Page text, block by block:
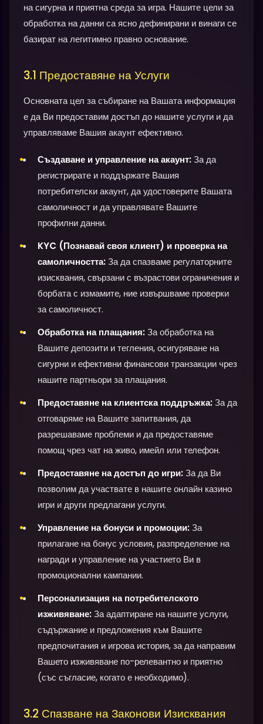
на сигурна и приятна среда за игра. Нашите цели за
обработка на данни са ясно дефинирани и винаги се
базират на легитимно правно основание.
3.1 Предоставяне на Услуги
Основната цел за събиране на Вашата информация
е да Ви предоставим достъп до нашите услуги и да
управляваме Вашия акаунт ефективно.
Създаване и управление на акаунт:За да
регистрирате и поддържате Вашия
потребителски акаунт, да удостоверите Вашата
самоличност и да управлявате Вашите
профилни данни.
KYC (Познавай своя клиент) и проверка на
самоличността:За да спазваме регулаторните
изисквания, свързани с възрастови ограничения и
борбата с измамите, ние извършваме проверки
за самоличност.
Обработка на плащания:За обработка на
Вашите депозити и тегления, осигуряване на
сигурни и ефективни финансови транзакции чрез
нашите партньори за плащания.
Предоставяне на клиентска поддръжка:За да
отговаряме на Вашите запитвания, да
разрешаваме проблеми и да предоставяме
помощ чрез чат на живо, имейл или телефон.
Предоставяне на достъп до игри:За да Ви
позволим да участвате в нашите онлайн казино
игри и други предлагани услуги.
Управление на бонуси и промоции:За
прилагане на бонус условия, разпределение на
награди и управление на участието Ви в
промоционални кампании.
Персонализация на потребителското
изживяване:За адаптиране на нашите услуги,
съдържание и предложения към Вашите
предпочитания и игрова история, за да направим
Вашето изживяване по-релевантно и приятно
(със съгласие, когато е необходимо).
3.2 Спазване на Законови Изисквания